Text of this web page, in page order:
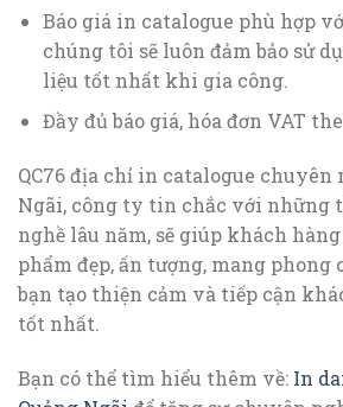
Báo giá in catalogue phù hợp
chúng tôi sẽ luôn đảm bảo sử
liệu tốt nhất khi gia công.
Đầy đủ báo giá, hóa đơn VAT
QC76 địa chỉ in catalogue chuyên
Ngãi, công ty tin chắc với những
nghề lâu năm, sẽ giúp khách
phẩm đẹp, ấn tượng, mang phong
bạn tạo thiện cảm và tiếp cận
tốt nhất.
Bạn có thể tìm hiểu thêm về: In